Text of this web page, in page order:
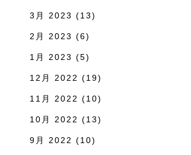
3月 2023 (13)
2月 2023 (6)
1月 2023 (5)
12月 2022 (19)
11月 2022 (10)
10月 2022 (13)
9月 2022 (10)